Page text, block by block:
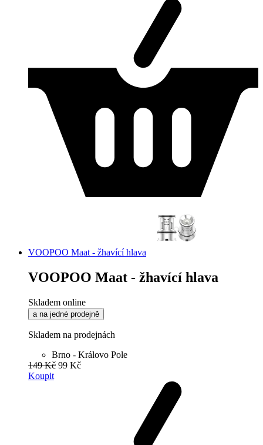
VOOPOO Maat - žhavící hlava
VOOPOO Maat - žhavící hlava
Skladem online
a na jedné prodejně
Skladem na prodejnách
Brno - Královo Pole
149 Kč 99 Kč
Koupit